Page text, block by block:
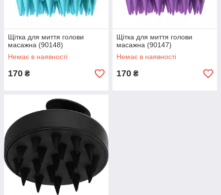
Щітка для миття голови
масажна (90148)
Немає в наявності
170 ₴
Щітка для миття голови
масажна (90147)
Немає в наявності
170 ₴